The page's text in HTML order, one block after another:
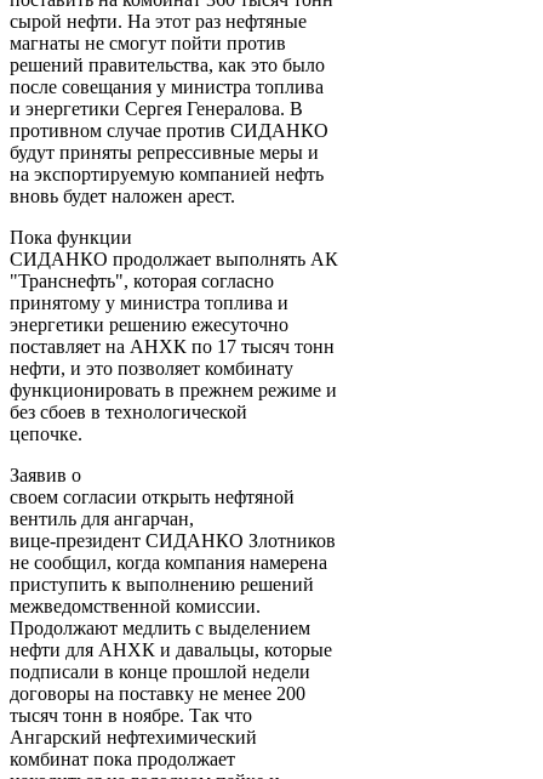
сырой нефти. На этот раз нефтяные
магнаты не смогут пойти против
решений правительства, как это было
после совещания у министра топлива
и энергетики Сергея Генералова. В
противном случае против СИДАНКО
будут приняты репрессивные меры и
на экспортируемую компанией нефть
вновь будет наложен арест.
Пока функции
СИДАНКО продолжает выполнять АК
"Транснефть", которая согласно
принятому у министра топлива и
энергетики решению ежесуточно
поставляет на АНХК по 17 тысяч тонн
нефти, и это позволяет комбинату
функционировать в прежнем режиме и
без сбоев в технологической
цепочке.
Заявив о
своем согласии открыть нефтяной
вентиль для ангарчан,
вице-президент СИДАНКО Злотников
не сообщил, когда компания намерена
приступить к выполнению решений
межведомственной комиссии.
Продолжают медлить с выделением
нефти для АНХК и давальцы, которые
подписали в конце прошлой недели
договоры на поставку не менее 200
тысяч тонн в ноябре. Так что
Ангарский нефтехимический
комбинат пока продолжает